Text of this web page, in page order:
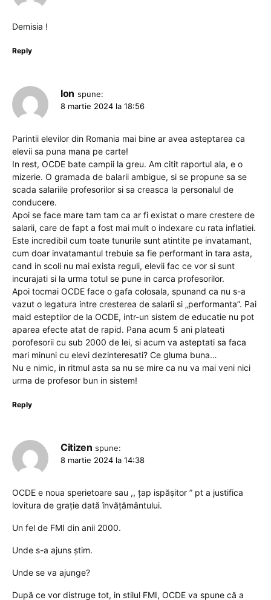
Demisia !
Reply
Ion spune:
8 martie 2024 la 18:56
Parintii elevilor din Romania mai bine ar avea asteptarea ca
elevii sa puna mana pe carte!
In rest, OCDE bate campii la greu. Am citit raportul ala, e o
mizerie. O gramada de balarii ambigue, si se propune sa se
scada salariile profesorilor si sa creasca la personalul de
conducere.
Apoi se face mare tam tam ca ar fi existat o mare crestere de
salarii, care de fapt a fost mai mult o indexare cu rata inflatiei.
Este incredibil cum toate tunurile sunt atintite pe invatamant,
cum doar invatamantul trebuie sa fie performant in tara asta,
cand in scoli nu mai exista reguli, elevii fac ce vor si sunt
incurajati si la urma totul se pune in carca profesorilor.
Apoi tocmai OCDE face o gafa colosala, spunand ca nu s-a
vazut o legatura intre cresterea de salarii si „performanta”. Pai
maid esteptilor de la OCDE, intr-un sistem de educatie nu pot
aparea efecte atat de rapid. Pana acum 5 ani plateati
porofesorii cu sub 2000 de lei, si acum va asteptati sa faca
mari minuni cu elevi dezinteresati? Ce gluma buna…
Nu e nimic, in ritmul asta sa nu se mire ca nu va mai veni nici
urma de profesor bun in sistem!
Reply
Citizen spune:
8 martie 2024 la 14:38
OCDE e noua sperietoare sau ,, țap ispășitor ” pt a justifica
lovitura de grație dată învățământului.
Un fel de FMI din anii 2000.
Unde s-a ajuns știm.
Unde se va ajunge?
După ce vor distruge tot, in stilul FMI, OCDE va spune că a